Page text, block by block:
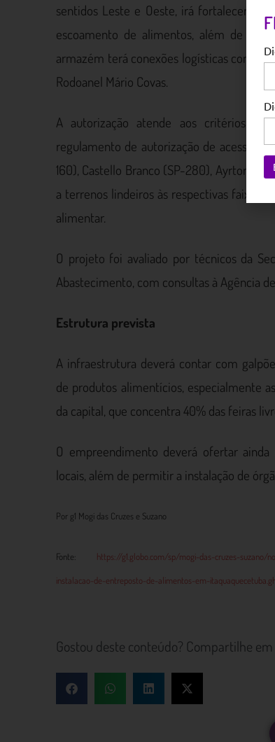
sentidos Leste e Oeste, irá fortalecer a
escoamento de alimentos, além de ter
armazém terá conexões logísticas com a
Rodoanel Mário Covas.
A autorização atende aos critérios
regulamento de autorização de acesso
160), Castello Branco (SP-280), Ayrton
a terrenos lindeiros às respectivas faixas
alimentar.
O projeto foi avaliado por técnicos da
Abastecimento, com consultas à Agência
Estrutura prevista
A infraestrutura deverá contar com
de produtos alimentícios, especialmente
da capital, que concentra 40% das feiras
O empreendimento deverá ofertar
locais, além de permitir a instalação de
Por g1 Mogi das Cruzes e Suzano
Fonte: https://g1.globo.com/sp/mogi-das-cruzes-
instalacao-de-entreposto-de-alimentos-em-
Gostou deste conteúdo? Compartilhe em